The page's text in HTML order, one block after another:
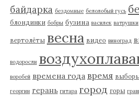
байдарка бездомные белолобый гусь
блондинки бобры бузина василек ватрушки
вертолёты весна видео виноград
водоросли
воробей времена года время
георгин герань гитара город горы